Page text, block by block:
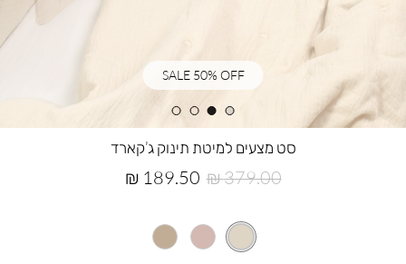
סט מצעים למיטת תינוק ג’קארד
מחיר
189.50 ₪
מחיר
379.00 ₪
SALE 50% OFF